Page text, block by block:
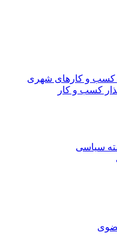
کسب و کارهای شهری
کسب و کار
سیاسی